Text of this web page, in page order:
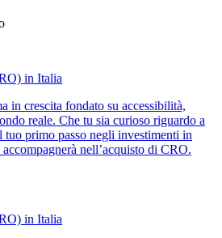
in Italia
in crescita fondato su accessibilità,
reale. Che tu sia curioso riguardo a
primo passo negli investimenti in
nell’acquisto di CRO.
in Italia